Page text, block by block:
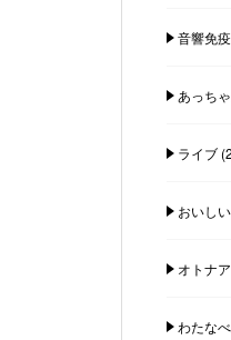
音響免
あっち
ライブ
おいし
オトナ
わたな